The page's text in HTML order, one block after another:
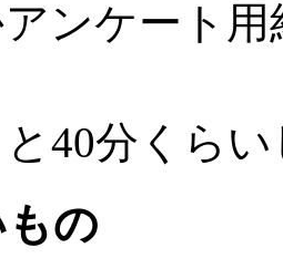
ンケート
40分くら
の